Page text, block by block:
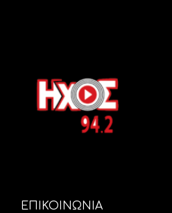
ΕΠΙΚΟΙΝΩΝΙΑ